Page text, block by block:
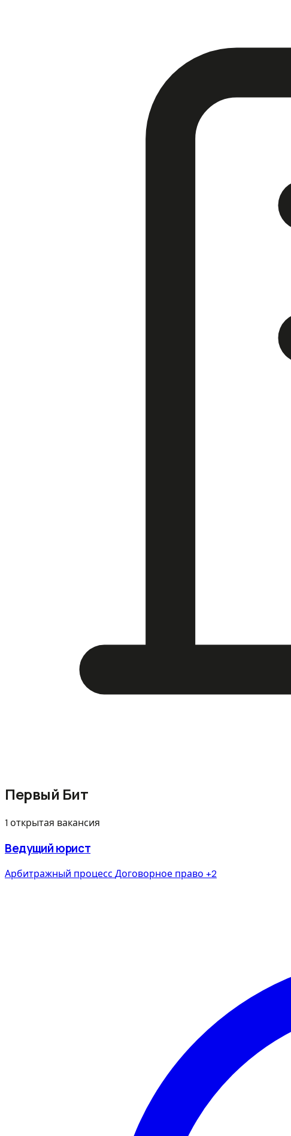
Первый Бит
1 открытая вакансия
Ведущий юрист
Арбитражный процесс Договорное право +2